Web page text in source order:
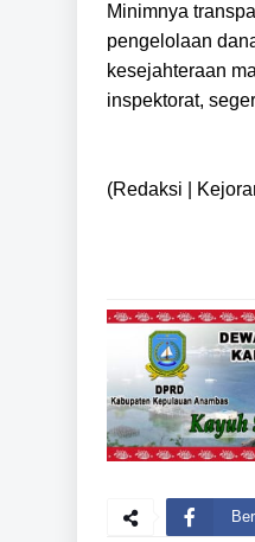
Minimnya
pengelolaan
kesejahteraan
inspektorat,
(Redaksi |